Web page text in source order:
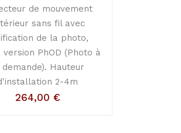
de mouvement
sans fil avec
de la photo,
version PhOD (Photo à
demande). Hauteur
2-4m
264,00 €